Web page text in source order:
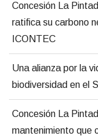
Concesión La
ratifica su carbono
ICONTEC
Una alianza por la
biodiversidad en el
Concesión La
mantenimiento que